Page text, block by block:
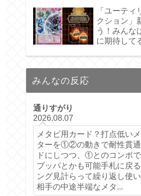
「ユーティ
クション」
う！みんな
に期待して
みんなの反応
通りすがり
2026.08.07
メタビ用カード？打点低い
ターを①②の動きで耐性貫
ドにしつつ、①とのコンボ
ブッパとかも可能手札に戻
ング見計らって繰り返し使い
相手の中途半端なメタ...